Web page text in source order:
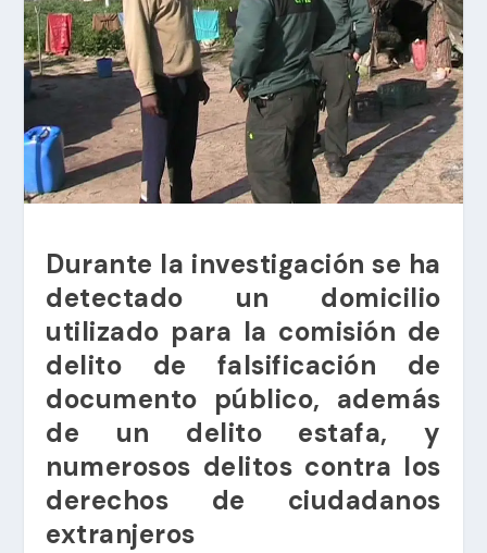
Durante la investigación se ha
detectado un domicilio
utilizado para la comisión de
delito de falsificación de
documento público, además
de un delito estafa, y
numerosos delitos contra los
derechos de ciudadanos
extranjeros